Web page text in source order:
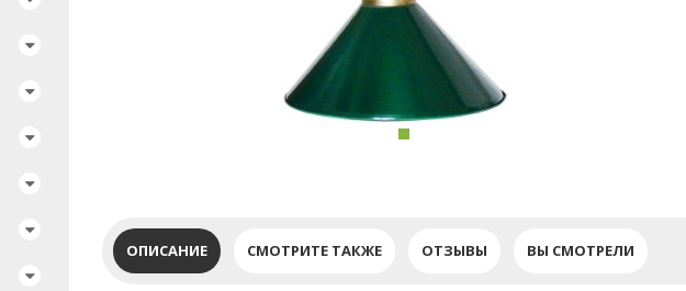
ОПИСАНИЕ СМОТРИТЕ ТАКЖЕ ОТЗЫВЫ ВЫ СМОТРЕЛИ